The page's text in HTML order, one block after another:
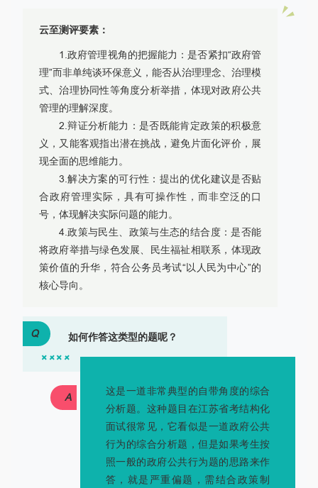
云至测评要素：
1.政府管理视角的把握能力：是否紧扣“政府管
理”而非单纯谈环保意义，能否从治理理念、治理模
式、治理协同性等角度分析举措，体现对政府公共
管理的理解深度。
2.辩证分析能力：是否既能肯定政策的积极意
义，又能客观指出潜在挑战，避免片面化评价，展
现全面的思维能力。
3.解决方案的可行性：提出的优化建议是否贴
合政府管理实际，具有可操作性，而非空泛的口
号，体现解决实际问题的能力。
4.政策与民生、政策与生态的结合度：是否能
将政府举措与绿色发展、民生福祉相联系，体现政
策价值的升华，符合公务员考试“以人民为中心”的
核心导向。
Q 如何作答这类型的题呢？
A
这是一道非常典型的自带角度的综合
分析题。这种题目在江苏省考结构化
面试很常见，它看似是一道政府公共
行为的综合分析题，但是如果考生按
照一般的政府公共行为题的思路来作
答，就是严重偏题，需结合政策制